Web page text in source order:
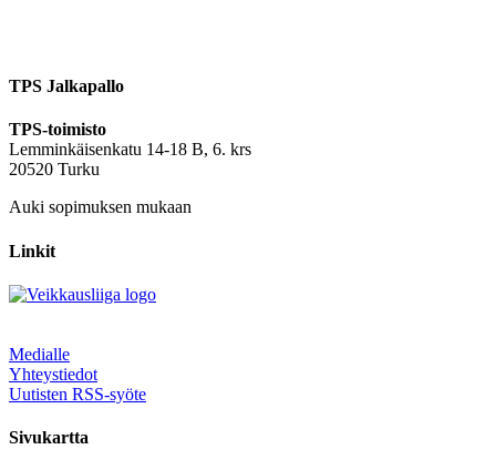
TPS Jalkapallo
TPS-toimisto
Lemminkäisenkatu 14-18 B, 6. krs
20520 Turku
Auki sopimuksen mukaan
Linkit
Medialle
Yhteystiedot
Uutisten RSS-syöte
Sivukartta